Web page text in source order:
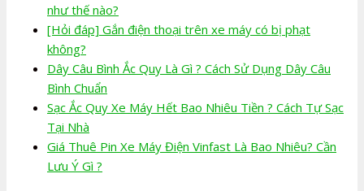
như thế nào?
[Hỏi đáp] Gắn điện thoại trên xe máy có bị phạt
không?
Dây Câu Bình Ắc Quy Là Gì ? Cách Sử Dụng Dây Câu
Bình Chuẩn
Sạc Ắc Quy Xe Máy Hết Bao Nhiêu Tiền ? Cách Tự Sạc
Tại Nhà
Giá Thuê Pin Xe Máy Điện Vinfast Là Bao Nhiêu? Cần
Lưu Ý Gì ?